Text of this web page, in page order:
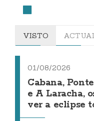
VISTO
01/08/2026
Cabana,
e A Laracha,
ver a eclipse